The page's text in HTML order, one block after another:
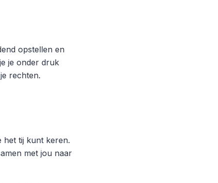
opstellen en
je onder druk
rechten.
het tij kunt keren.
met jou naar